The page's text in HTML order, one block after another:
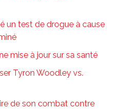
un test de drogue à cause
mise à jour sur sa santé
Tyron Woodley vs.
de son combat contre